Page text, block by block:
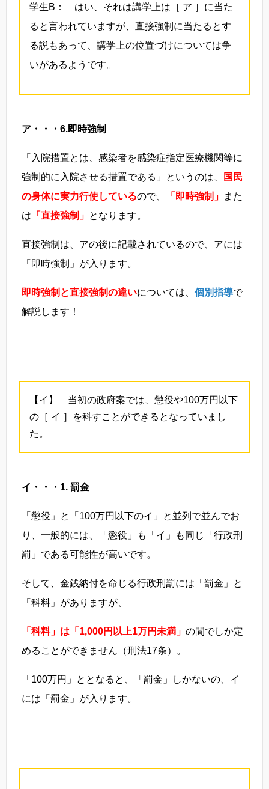
学生B： はい、それは講学上は［ ア ］に当た
ると言われていますが、直接強制に当たるとす
る説もあって、講学上の位置づけについては争
いがあるようです。
ア・・・6.即時強制
「入院措置とは、感染者を感染症指定医療機関等に
強制的に入院させる措置である」というのは、
国民
の身体に実力行使しているので、 「即時強制」
また
は 「直接強制」 となります。
直接強制は、アの後に記載されているので、アには
「即時強制」が入ります。
即時強制と直接強制の違いについては、 個別指導で
解説します！
【イ】 当初の政府案では、懲役や100万円以下
の［ イ ］を科すことができるとなっていまし
た。
イ・・・1. 罰金
「懲役」と「100万円以下のイ」と並列で並んでお
り、一般的には、「懲役」も「イ」も同じ「行政刑
罰」である可能性が高いです。
そして、金銭納付を命じる行政刑罰には「罰金」と
「科料」がありますが、
「科料」は「1,000円以上1万円未満」 の間でしか定
めることができません（刑法17条）。
「100万円」ととなると、「罰金」しかないの、イ
には「罰金」が入ります。